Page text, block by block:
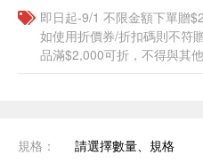
即日起-9/1 不限金額下單贈
如使用折價券/折扣碼則不符
品滿$2,000可折，不得與其
規格： 請選擇數量、規格